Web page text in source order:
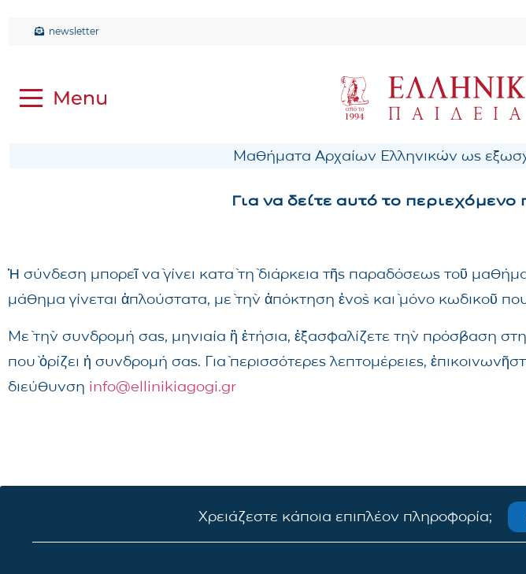
newsletter
Μαθήματα Αρχαίων Ελληνικών ως
Για να δείτε αυτό το
Ἡ σύνδεση μπορεῖ νὰ γίνει κατὰ τὴ διάρκεια τῆς παραδόσεως τοῦ
μάθημα γίνεται ἁπλούστατα, μὲ τὴν ἀπόκτηση ἑνὸς καὶ μόνο κωδικοῦ
Μὲ τὴν συνδρομή σας, μηνιαία ἢ ἐτήσια, ἐξασφαλίζετε τὴν πρόσβαση
ποὺ ὁρίζει ἡ συνδρομή σας. Γιὰ περισσότερες λεπτομέρειες,
διεύθυνση info@ellinikiagogi.gr
Χρειάζεστε κάποια επιπλέον πληροφορία;